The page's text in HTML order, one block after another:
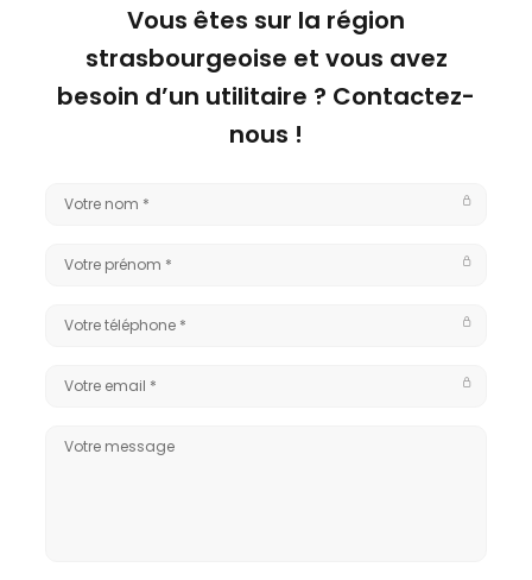
Vous êtes sur la région
strasbourgeoise et vous avez
besoin d’un utilitaire ? Contactez-
nous !